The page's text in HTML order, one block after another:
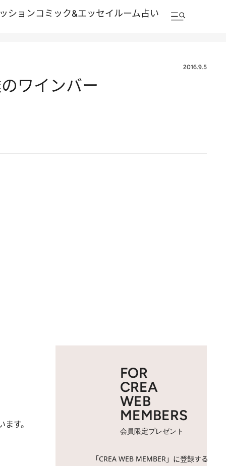
ションコミック&エッセイルーム占い
2016.9.5
ワインバー
す。
FOR
CREA
WEB
MEMBERS
会員限定プレゼント
「CREA WEB MEMBER」に登録する